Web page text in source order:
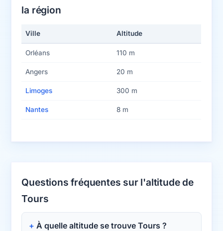
la région
Ville Altitude
Orléans 110 m
Angers 20 m
Limoges 300 m
Nantes 8 m
Questions fréquentes sur l'altitude de
Tours
À quelle altitude se trouve Tours ?